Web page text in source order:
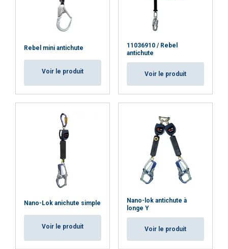
Rebel mini antichute
Voir le produit
11036910 / Rebel
antichute
Voir le produit
Nano-Lok anichute simple
Voir le produit
Nano-lok antichute à
longe Y
Voir le produit